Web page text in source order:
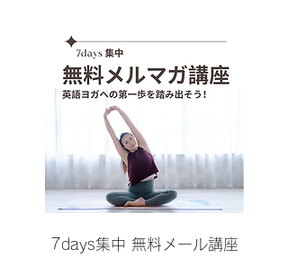
7days集中 無料メール講座